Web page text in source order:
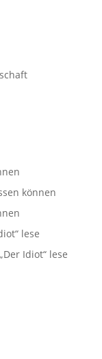
können
lese
Idiot“ lese